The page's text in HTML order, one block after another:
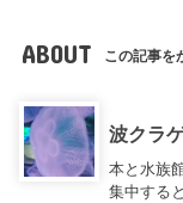
ABOUT この記事を
波クラ
本と水族
集中する